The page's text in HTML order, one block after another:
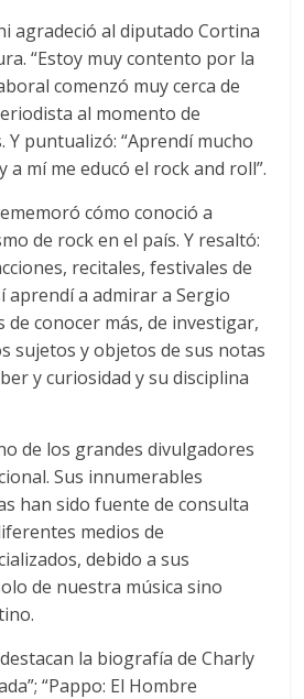
agradeció al diputado Cortina
“Estoy muy contento por la
comenzó muy cerca de
al momento de
Y puntualizó: “Aprendí mucho
a mí me educó el rock and roll”.
cómo conoció a
de rock en el país. Y resaltó:
recitales, festivales de
aprendí a admirar a Sergio
de conocer más, de investigar,
sujetos y objetos de sus notas
y curiosidad y su disciplina
de los grandes divulgadores
Sus innumerables
han sido fuente de consulta
medios de
debido a sus
de nuestra música sino
la biografía de Charly
“Pappo: El Hombre